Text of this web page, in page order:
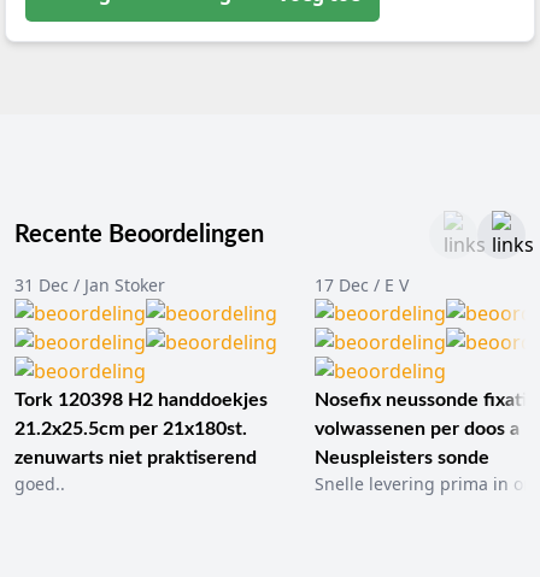
Recente Beoordelingen
31 Dec / Jan Stoker
Tork 120398 H2 handdoekjes
21.2x25.5cm per 21x180st.
zenuwarts niet praktiserend
goed..
17 Dec / E V
Nosefix neussonde
volwassenen per doos a
Neuspleisters sonde
Snelle levering prima in